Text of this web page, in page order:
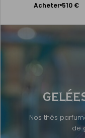
Acheter 510 €
Ajouter
panier
Nos thés
de